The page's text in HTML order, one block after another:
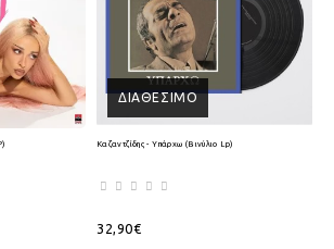
ΔΙΑΘΈΣΙΜΟ
Καζαντζίδης - Υπάρχω (Βινύλιο Lp)
32,90€